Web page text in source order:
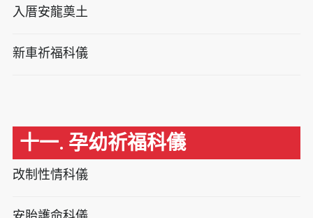
入厝安龍奠土
新車祈福科儀
十一. 孕幼祈福科儀
改制性情科儀